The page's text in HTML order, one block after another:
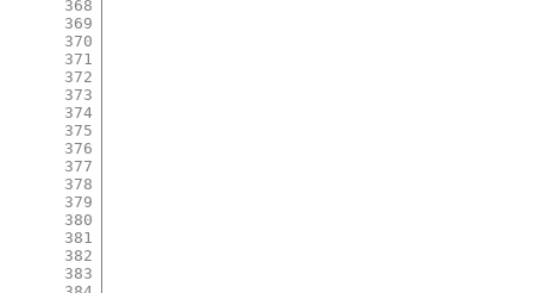
368
369
370
371
372
373
374
375
376
377
378
379
380
381
382
383